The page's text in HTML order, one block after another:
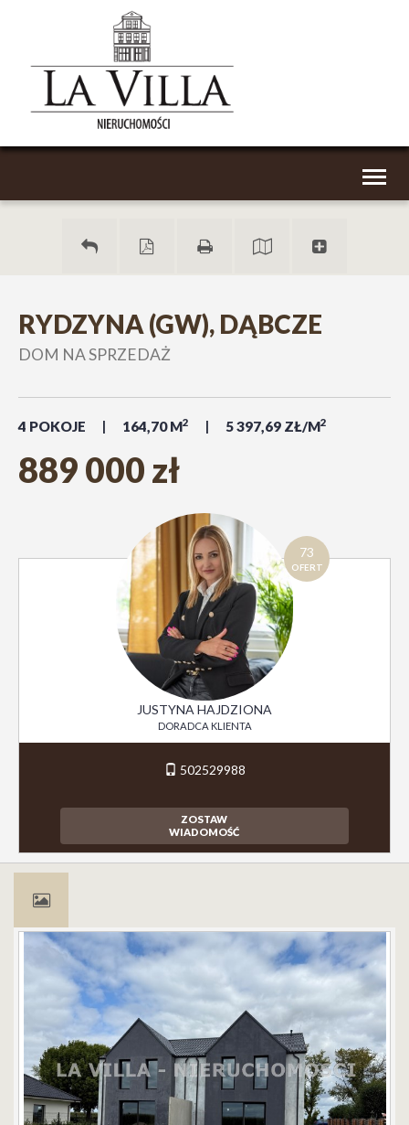
RYDZYNA (GW), DĄBCZE
DOM NA SPRZEDAŻ
4 POKOJE 164,70 M2 5 397,69 ZŁ/M2
889 000 zł
73
OFERT
JUSTYNA HAJDZIONA
DORADCA KLIENTA
502529988
ZOSTAW
WIADOMOŚĆ